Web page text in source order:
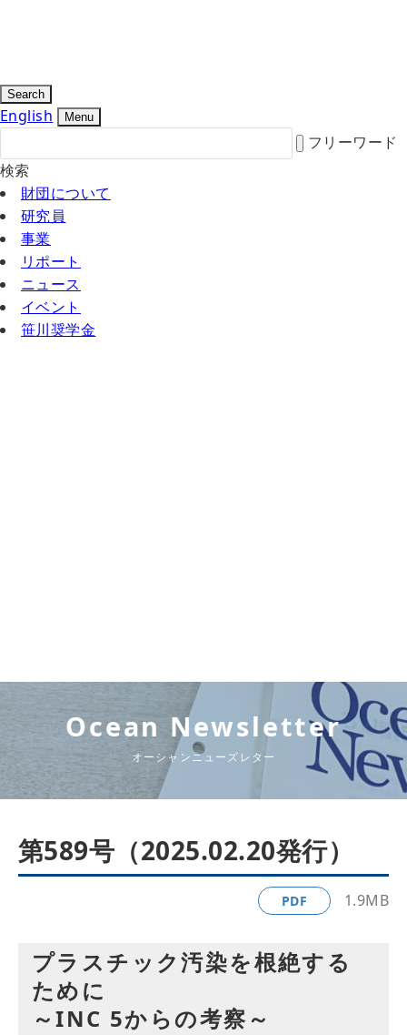
Search
English Menu
フリーワード
検索
財団について
研究員
事業
リポート
ニュース
イベント
笹川奨学金
Ocean Newsletter
オーシャンニューズレター
第589号（2025.02.20発行）
PDF 1.9MB
プラスチック汚染を根絶する
ために
～INC 5からの考察～